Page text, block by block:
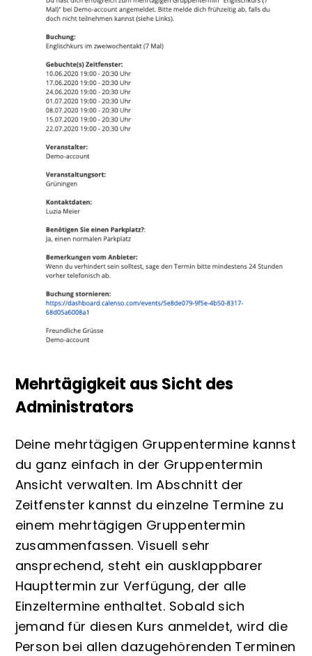
Mehrtägigkeit aus Sicht des
Administrators
Deine mehrtägigen Gruppentermine kannst
du ganz einfach in der Gruppentermin
Ansicht verwalten. Im Abschnitt der
Zeitfenster kannst du einzelne Termine zu
einem mehrtägigen Gruppentermin
zusammenfassen. Visuell sehr
ansprechend, steht ein ausklappbarer
Haupttermin zur Verfügung, der alle
Einzeltermine enthaltet. Sobald sich
jemand für diesen Kurs anmeldet, wird die
Person bei allen dazugehörenden Terminen